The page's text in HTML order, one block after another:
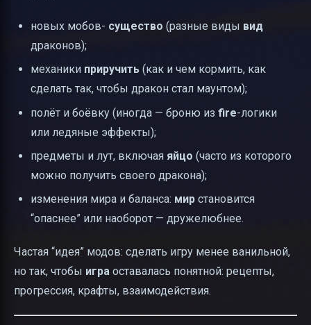
новых мобов- существо (разные виды вид
драконов);
механики приручить (как и чем кормить, как
сделать так, чтобы дракон стал маунтом);
полёт и боёвку (иногда — броню из fire-логики
или ледяные эффекты);
предметы и лут, включая яйцо (часто из которого
можно получить своего дракона);
изменения мира и баланса: мир становится
“опаснее” или наоборот — дружелюбнее.
Частая “идея” модов: сделать игру менее ванильной,
но так, чтобы игра оставалась понятной: рецепты,
прогрессия, крафты, взаимодействия.